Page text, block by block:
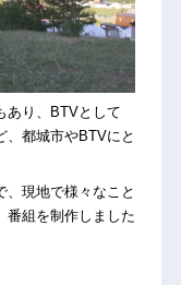
あり、BTVとして
、都城市やBTVにと
、現地で様々なこと
番組を制作しました